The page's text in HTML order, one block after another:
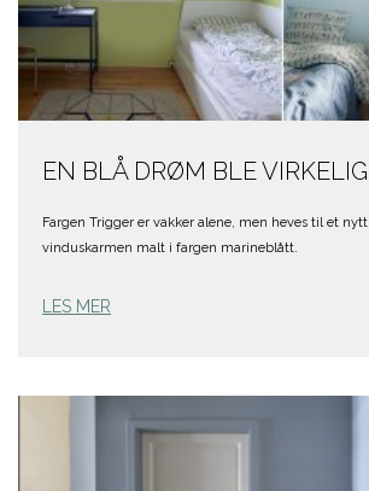
EN BLÅ DRØM BLE
Fargen Trigger er vakker alene, men heves til et
vinduskarmen malt i fargen marineblått.
LES MER